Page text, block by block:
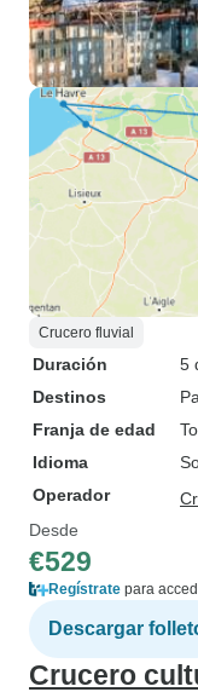
Crucero fluvial
Duración
5
Destinos
Franja de edad
Idioma
Operador
Desde
€529
Regístrate para
Descargar
Crucero